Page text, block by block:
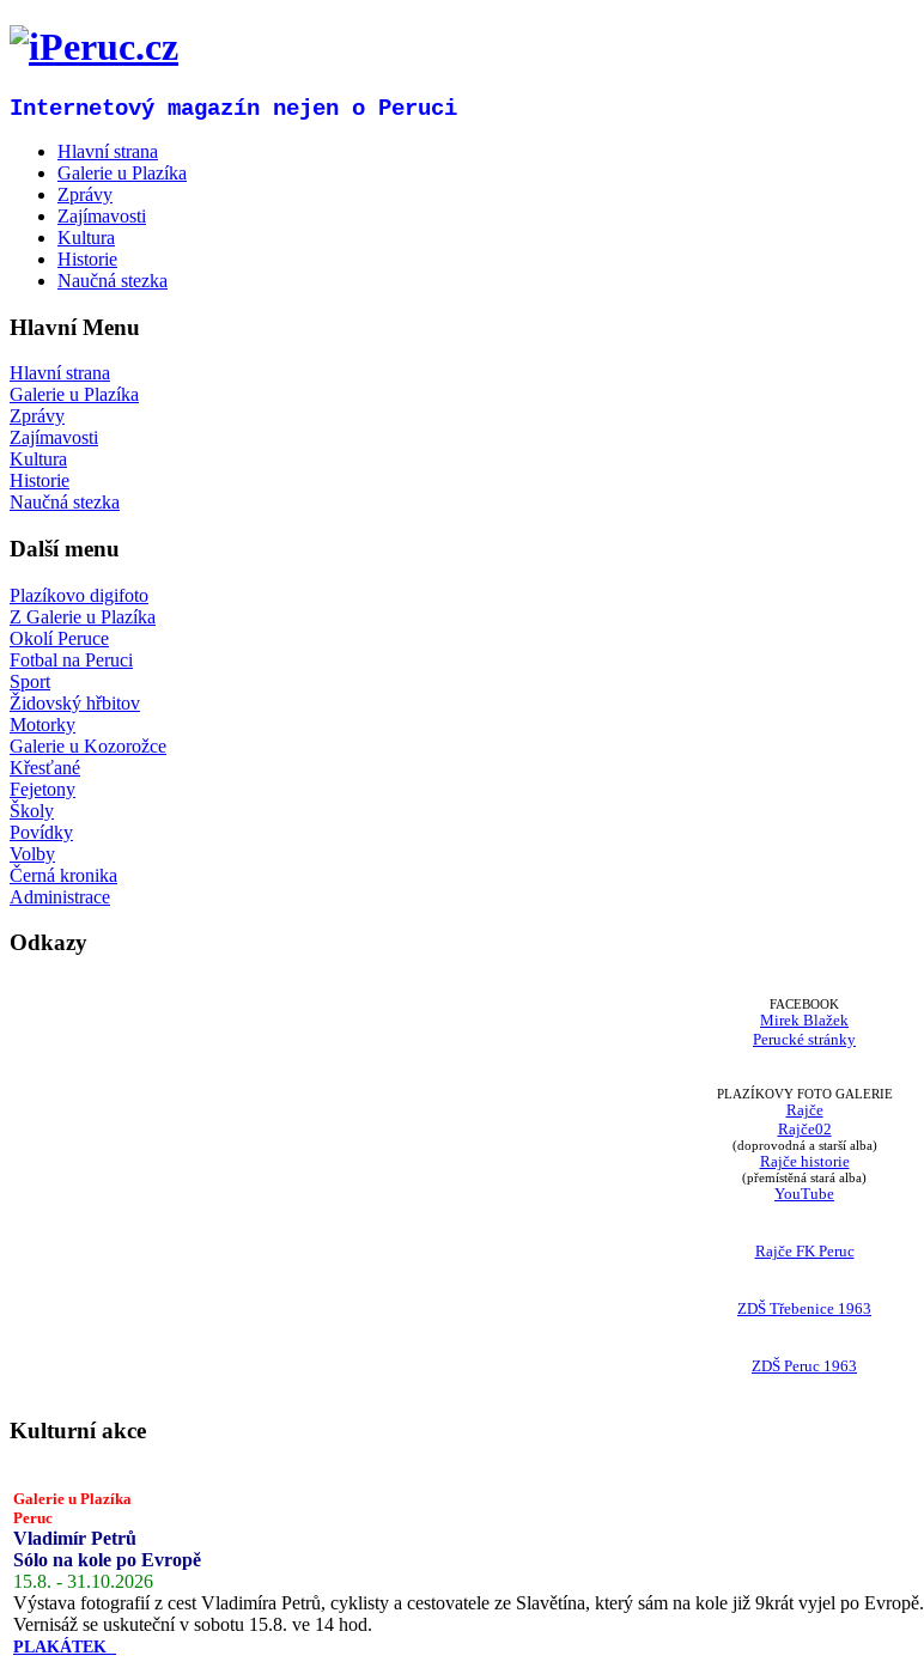
Internetový magazín nejen o Peruci
Hlavní strana
Galerie u Plazíka
Zprávy
Zajímavosti
Kultura
Historie
Naučná stezka
Hlavní Menu
Hlavní strana
Galerie u Plazíka
Zprávy
Zajímavosti
Kultura
Historie
Naučná stezka
Další menu
Plazíkovo digifoto
Z Galerie u Plazíka
Okolí Peruce
Fotbal na Peruci
Sport
Židovský hřbitov
Motorky
Galerie u Kozorožce
Křesťané
Fejetony
Školy
Povídky
Volby
Černá kronika
Administrace
Odkazy
FACEBOOK
Mirek Blažek
Perucké stránky
PLAZÍKOVY FOTO GALERIE
Rajče
Rajče02
(doprovodná a starší alba)
Rajče historie
(přemístěná stará alba)
YouTube
Rajče FK Peruc
ZDŠ Třebenice 1963
ZDŠ Peruc 1963
Kulturní akce
Galerie u Plazíka
Peruc
Vladimír Petrů
Sólo na kole po Evropě
15.8. - 31.10.2026
Výstava fotografií z cest Vladimíra Petrů, cyklisty a cestovatele ze Slavětína, který sám na kole již 9krát vyjel po Evropě.
Vernisáž se uskuteční v sobotu 15.8. ve 14 hod.
PLAKÁTEK